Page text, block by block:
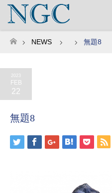
ホーム
NEWS 無題8
2023
FEB
22
無題8